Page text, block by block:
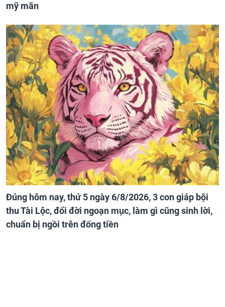
mỹ mãn
Đúng hôm nay, thứ 5 ngày 6/8/2026, 3 con giáp bội
thu Tài Lộc, đổi đời ngoạn mục, làm gì cũng sinh lời,
chuẩn bị ngồi trên đống tiền